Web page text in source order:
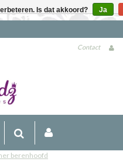
boven €90 (NL)
Contact
berenhoofd
Is dat akkoord? Ja